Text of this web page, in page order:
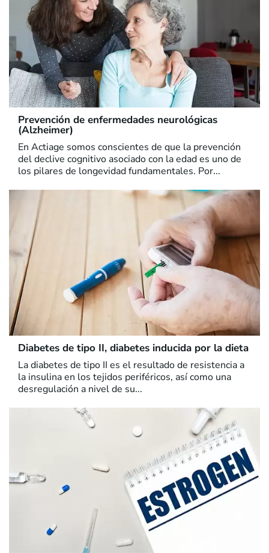
Prevención de enfermedades neurológicas
(Alzheimer)
En Actiage somos conscientes de que la prevención
del declive cognitivo asociado con la edad es uno de
los pilares de longevidad fundamentales. Por...
Diabetes de tipo II, diabetes inducida por la dieta
La diabetes de tipo II es el resultado de resistencia a
la insulina en los tejidos periféricos, así como una
desregulación a nivel de su...